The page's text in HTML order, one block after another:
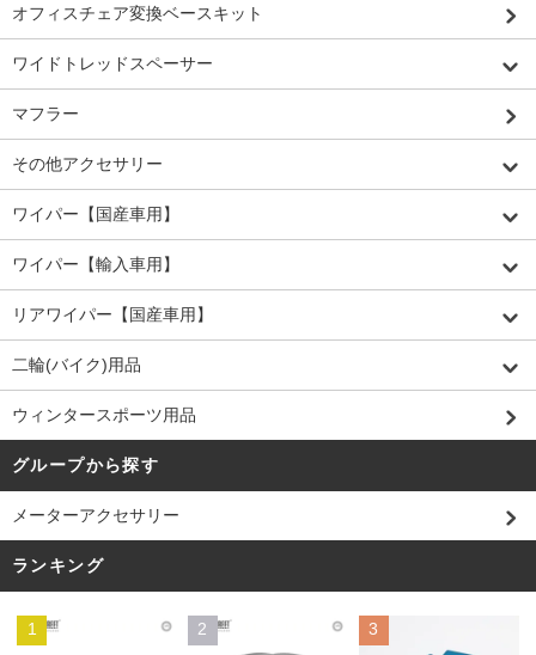
オフィスチェア変換ベースキット
ワイドトレッドスペーサー
マフラー
その他アクセサリー
ワイパー【国産車用】
ワイパー【輸入車用】
リアワイパー【国産車用】
二輪(バイク)用品
ウィンタースポーツ用品
グループから探す
メーターアクセサリー
ランキング
1 2 3